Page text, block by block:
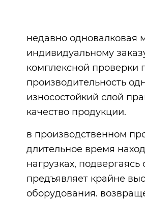
недавно одновалковая
индивидуальному
комплексной проверки
производительность
износостойкий слой
качество продукции.
в производственном
длительное время
нагрузках,
предъявляет крайне
оборудования.